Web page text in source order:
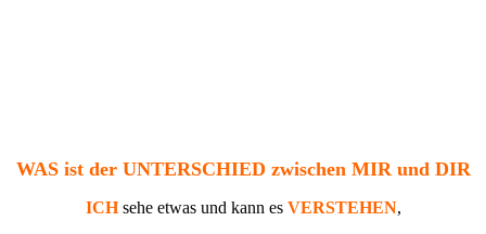
WAS ist der UNTERSCHIED zwischen MIR und DIR
ICHsehe etwas und kann es VERSTEHEN,